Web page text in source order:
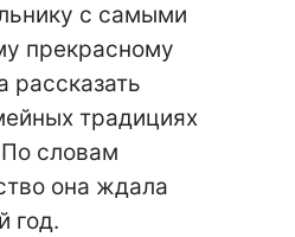
с самыми
прекрасному
рассказать
традициях
словам
она ждала
год.